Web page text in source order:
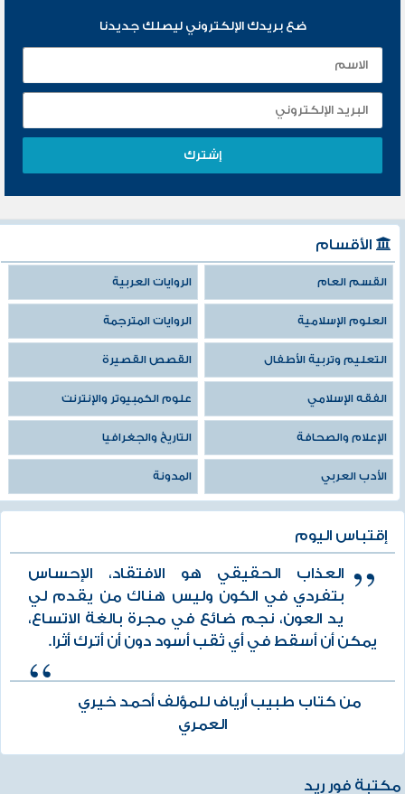
ضع بريدك الإلكتروني ليصلك جديدنا
الأقسام
القسم العام الروايات العربية
العلوم الإسلامية الروايات المترجمة
التعليم وتربية الأطفال القصص القصيرة
الفقه الإسلامي علوم الكمبيوتر والإنترنت
الإعلام والصحافة التاريخ والجغرافيا
الأدب العربي المدونة
إقتباس اليوم
العذاب الحقيقي هو الافتقاد، الإحساس
بتفردي في الكون وليس هناك من يقدم لي
يد العون، نجم ضائع في مجرة بالغة الاتساع،
يمكن أن أسقط في أي ثقب أسود دون أن أترك أثرا.
من كتاب طبيب أرياف للمؤلف أحمد خيري
العمري
مكتبة فور ريد